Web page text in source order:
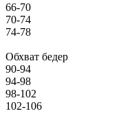
66-70
70-74
74-78
Обхват бедер
90-94
94-98
98-102
102-106